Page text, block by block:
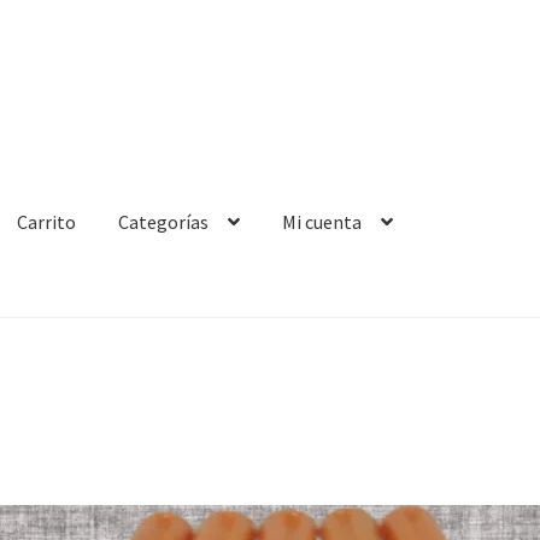
Carrito Categorías Mi cuenta